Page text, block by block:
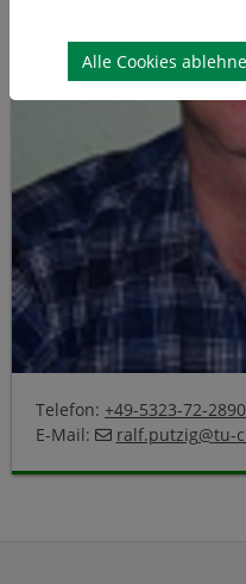
Telefon: +49-5323-72-2890
E-Mail:
ralf.putzig@tu-
Alle Cookies